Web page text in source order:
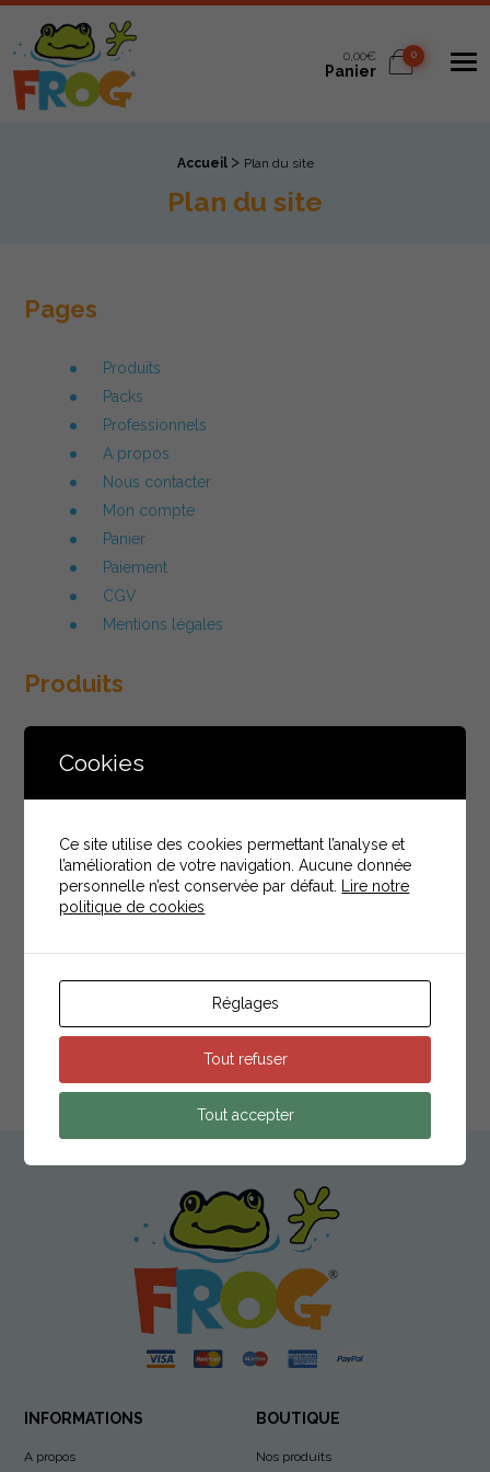
Spa Frog
0,00€
Panier
0
Accueil > Plan du site
Plan du site
Pages
Produits
Packs
Professionnels
A propos
Nous contacter
Mon compte
Panier
Paiement
CGV
Mentions légales
Produits
Bandelettes Insta 3+
Pack Spa Frog - 3 cartouches jaunes
Pack Spa Frog - 1 an
Pack Spa Frog - 4 mois
Pack Flotteur + 2 Cartouches
Cartouche Bleue Conditioning
Compartiment Cartouches
Cartouche Jaune Brome
Spa Frog
INFORMATIONS
A propos
BOUTIQUE
Nos produits
Cookies
Ce site utilise des cookies permettant l’analyse et
l’amélioration de votre navigation. Aucune donnée
personnelle n’est conservée par défaut.
Lire notre
politique de cookies
Réglages
Tout refuser
Tout accepter